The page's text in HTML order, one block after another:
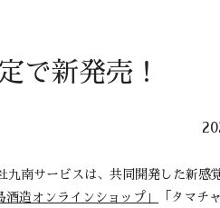
で新発売！
南サービスは、共同開発した新感
酒造オンラインショップ」
「タマチ